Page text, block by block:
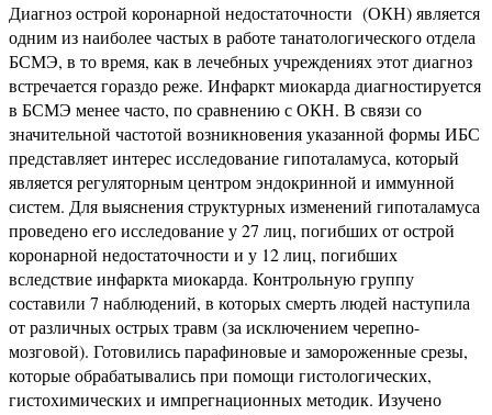
Диагноз острой коронарной недостаточности (ОКН) является
одним из наиболее частых в работе танатологического отдела
БСМЭ, в то время, как в лечебных учреждениях этот диагноз
встречается гораздо реже. Инфаркт миокарда диагностируется
в БСМЭ менее часто, по сравнению с ОКН. В связи со
значительной частотой возникновения указанной формы ИБС
представляет интерес исследование гипоталамуса, который
является регуляторным центром эндокринной и иммунной
систем. Для выяснения структурных изменений гипоталамуса
проведено его исследование у 27 лиц, погибших от острой
коронарной недостаточности и у 12 лиц, погибших
вследствие инфаркта миокарда. Контрольную группу
составили 7 наблюдений, в которых смерть людей наступила
от различных острых травм (за исключением черепно-
мозговой). Готовились парафиновые и замороженные срезы,
которые обрабатывались при помощи гистологических,
гистохимических и импрегнационных методик. Изучено